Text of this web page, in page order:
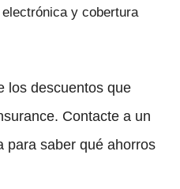
y cobertura
los descuentos que
Contacte a un
para saber qué ahorros